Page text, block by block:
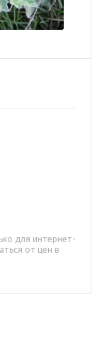
для интернет-
от цен в